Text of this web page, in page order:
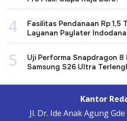
4
Fasilitas Pendanaan Rp 1,5
Layanan Paylater Indodana
5
Uji Performa Snapdragon 8
Samsung S26 Ultra
Kantor
Jl. Dr. Ide Anak Agung